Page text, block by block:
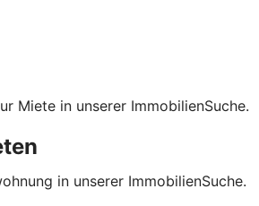
Miete in unserer ImmobilienSuche.
in unserer ImmobilienSuche.